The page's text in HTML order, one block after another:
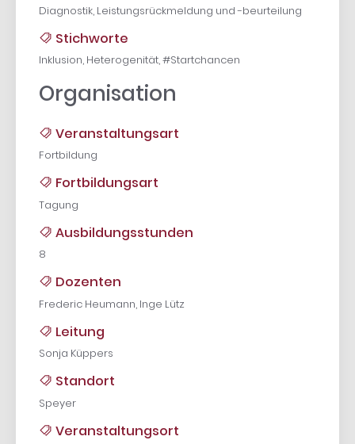
Diagnostik, Leistungsrückmeldung und -beurteilung
Stichworte
Inklusion, Heterogenität, #Startchancen
Organisation
Veranstaltungsart
Fortbildung
Fortbildungsart
Tagung
Ausbildungsstunden
8
Dozenten
Frederic Heumann, Inge Lütz
Leitung
Sonja Küppers
Standort
Speyer
Veranstaltungsort